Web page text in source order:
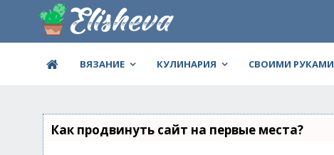
ВЯЗАНИЕ КУЛИНАРИЯ СВОИМИ РУКАМИ
Как продвинуть сайт на первые места?